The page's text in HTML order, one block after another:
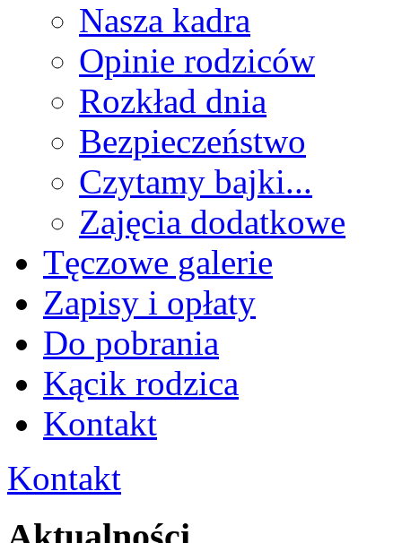
Nasza kadra
Opinie rodziców
Rozkład dnia
Bezpieczeństwo
Czytamy bajki...
Zajęcia dodatkowe
Tęczowe galerie
Zapisy i opłaty
Do pobrania
Kącik rodzica
Kontakt
Kontakt